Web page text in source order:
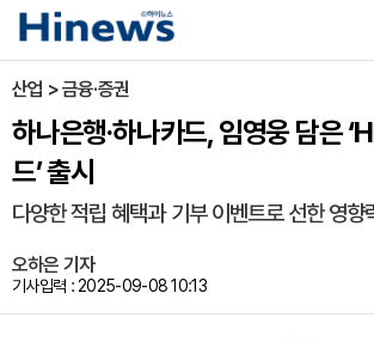
산업 > 금융·증권
하나은행·하나카드, 임영웅 담은
드’ 출시
다양한 적립 혜택과 기부 이벤트로 선한 영향
오하은 기자
기사입력 : 2025-09-08 10:13